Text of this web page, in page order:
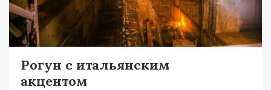
Рогун с итальянским
акцентом